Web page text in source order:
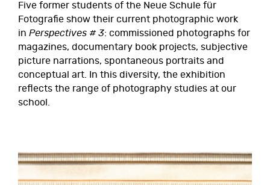
Five former students of the Neue Schule für
Fotografie show their current photographic work
in Perspectives # 3: commissioned photographs for
magazines, documentary book projects, subjective
picture narrations, spontaneous portraits and
conceptual art. In this diversity, the exhibition
reflects the range of photography studies at our
school.